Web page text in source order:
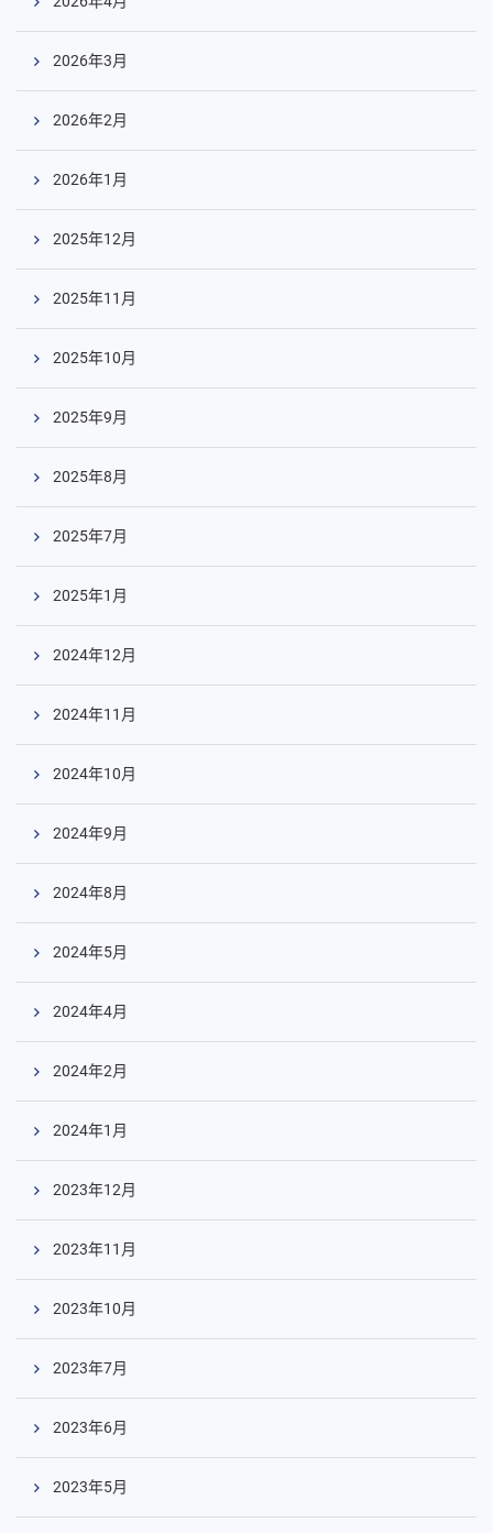
2026年3月
2026年2月
2026年1月
2025年12月
2025年11月
2025年10月
2025年9月
2025年8月
2025年7月
2025年1月
2024年12月
2024年11月
2024年10月
2024年9月
2024年8月
2024年5月
2024年4月
2024年2月
2024年1月
2023年12月
2023年11月
2023年10月
2023年7月
2023年6月
2023年5月